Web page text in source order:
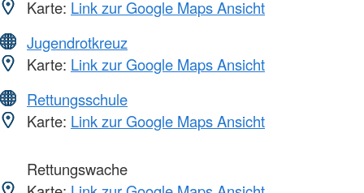
Karte: Link zur Google Maps Ansicht
Jugendrotkreuz
Karte: Link zur Google Maps Ansicht
Rettungsschule
Karte: Link zur Google Maps Ansicht
Rettungswache